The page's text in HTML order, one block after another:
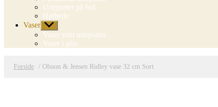
Urtepotter på fod
Højbede
Vaser Vis
undermenu
Vaser som urtepotter
Vaser i glas
Forside / Olsson & Jensen Ridley vase 32 cm Sort